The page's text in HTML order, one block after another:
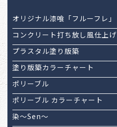
オリジナル漆喰「フルーフレ」
コンクリート打ち放し風仕上げ
プラスタル塗り版築
塗り版築カラーチャート
ポリーブル
ポリーブル カラーチャート
染～Sen～